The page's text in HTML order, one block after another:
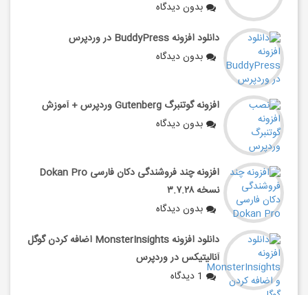
بدون دیدگاه
دانلود افزونه BuddyPress در وردپرس
بدون دیدگاه
افزونه گوتنبرگ Gutenberg وردپرس + آموزش
بدون دیدگاه
افزونه چند فروشندگی دکان فارسی Dokan Pro
نسخه ۳.۷.۲۸
بدون دیدگاه
دانلود افزونه MonsterInsights اضافه کردن گوگل
آنالیتیکس در وردپرس
1 دیدگاه